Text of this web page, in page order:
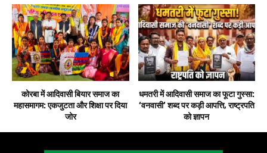
कोरबा में आदिवासी बियार समाज का
महासमागम: एकजुटता और शिक्षा पर दिया
जोर
धमतरी में आदिवासी समाज का फूटा गुस्सा:
‘वनवासी’ शब्द पर कड़ी आपत्ति, राष्ट्रपति
को ज्ञापन